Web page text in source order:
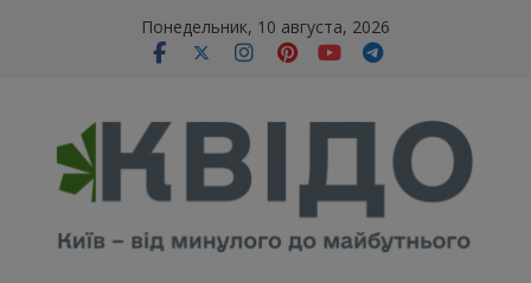
Понедельник, 10 августа, 2026
modal-check